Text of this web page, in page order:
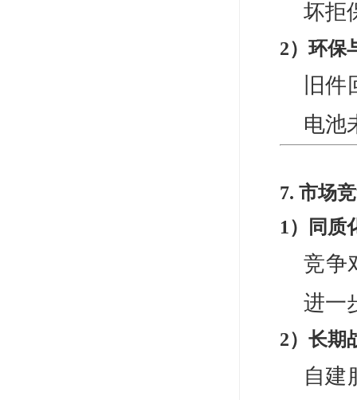
坏拒
2）环保
旧
电池
7. 市场
1）同质
竞争
进一
2）长期
自建